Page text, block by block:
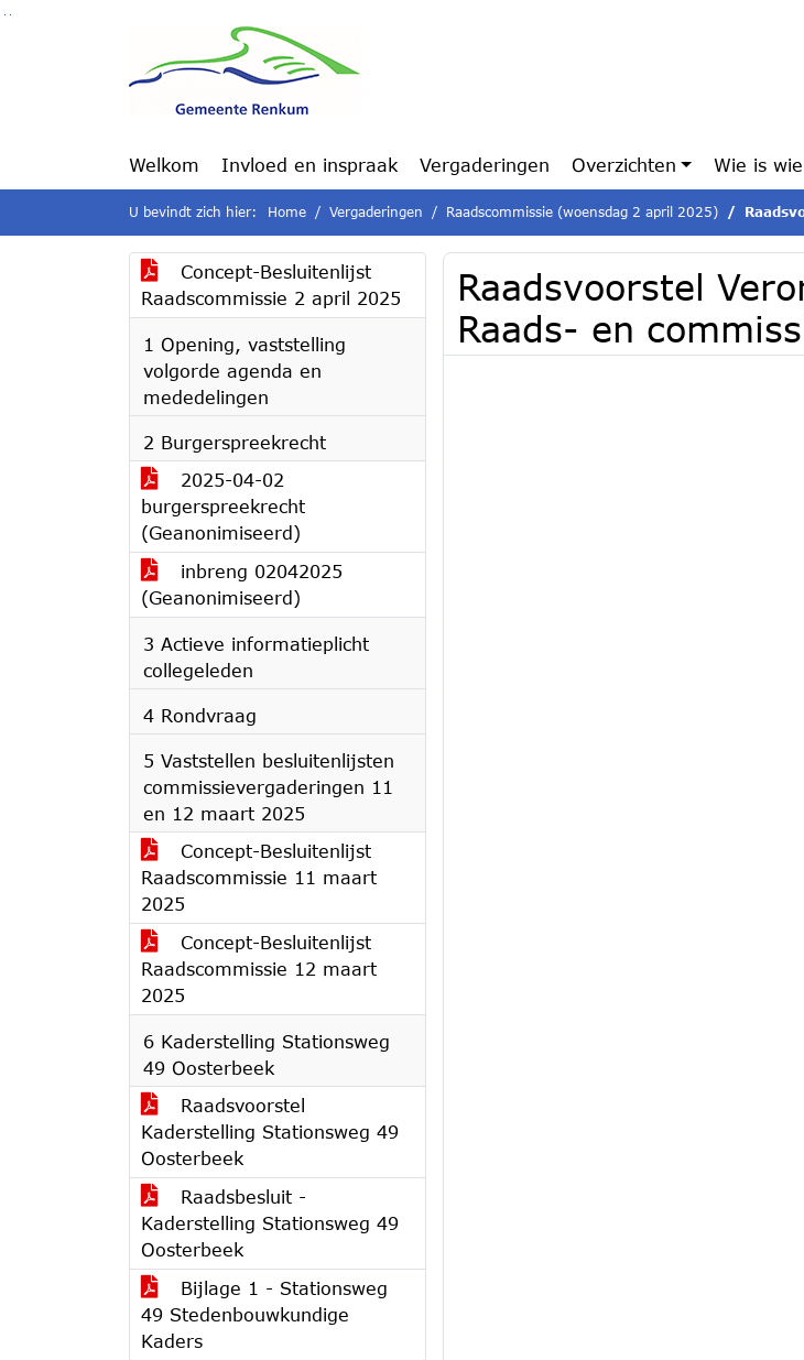
Ga naar de inhoud van deze pagina
Welkom Invloed en inspraak Vergaderingen Overzichten Wie is wie
U bevindt zich hier: Home Vergaderingen Raadscommissie (woensdag 2 april 2025)
Concept-Besluitenlijst
Raadscommissie 2 april 2025
1 Opening, vaststelling
volgorde agenda en
mededelingen
2 Burgerspreekrecht
2025-04-02
burgerspreekrecht
(Geanonimiseerd)
inbreng 02042025
(Geanonimiseerd)
3 Actieve informatieplicht
collegeleden
4 Rondvraag
5 Vaststellen besluitenlijsten
commissievergaderingen 11
en 12 maart 2025
Concept-Besluitenlijst
Raadscommissie 11 maart
2025
Concept-Besluitenlijst
Raadscommissie 12 maart
2025
6 Kaderstelling Stationsweg
49 Oosterbeek
Raadsvoorstel
Kaderstelling Stationsweg 49
Oosterbeek
Raadsbesluit -
Kaderstelling Stationsweg 49
Oosterbeek
Bijlage 1 - Stationsweg
49 Stedenbouwkundige
Kaders
Raadsvoorstel
Raads- en